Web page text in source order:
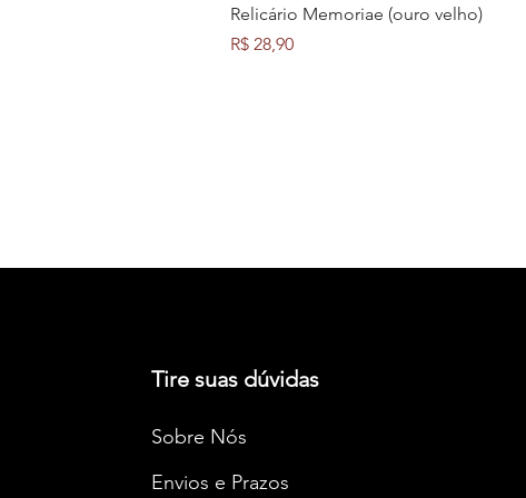
Relicário Memoriae (ouro velho)
Preço
R$ 28,90
Tire suas dúvidas
Sobre Nós
Envios e Prazos